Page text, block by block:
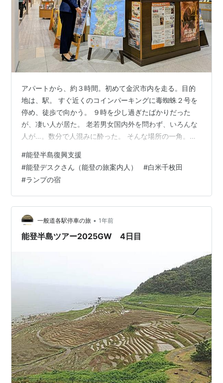
アパートから、約３時間。初めて金沢市内を走る。目的
地は、駅。 すぐ近くのコインパーキングに毒蜘蛛２号を
停め、徒歩で向かう。 ９時を少し過ぎたばかりだった
が、凄い人が居た。 老若男女国内外を問わず、いろんな
人が…。数分で人混みに酔った。 そんな場所の一角。遂
ントくださった方ですか？？？』と、寄ってきてくれ
た。 興味津々の表情で、嬉しそうな笑顔で…なんだけ
ど、能登デスクさん。ち…近い。近すぎる！ この間合い
は麻衣子さんとハイタッチした時より、至近距離。 情け
ない話でね。女性との間合いすら制御できないオレは、
無意識に離れてた。(笑) 人懐っこい方…
#能登半島復興支援
#能登デスクさん（能登の旅案内人） #白米千枚田
#ランプの宿
一般道各駅停車の旅 • 1年前
能登半島ツアー2025GW 4日目